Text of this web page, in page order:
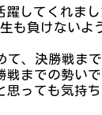
躍してくれま
も負けないよ
て、決勝戦ま
戦までの勢い
思っても気持